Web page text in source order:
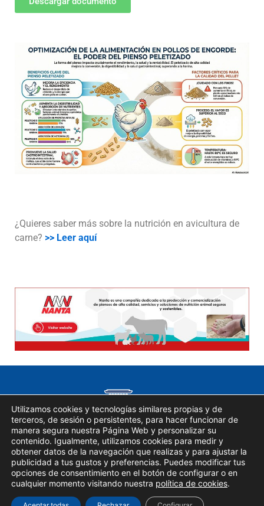
¿Quieres saber más sobre la nutrición en avicultura de
carne? >> Leer aquí
Copyright © 2023Catedra Nanta
Aviso Legal
Política de privacidad
Utilizamos cookies y tecnologías similares propias y de
terceros, de sesión o persistentes, para hacer funcionar de
manera segura nuestra Página Web y personalizar su
contenido. Igualmente, utilizamos cookies para medir y
obtener datos de la navegación que realizas y para ajustar la
publicidad a tus gustos y preferencias. Puedes modificar tus
opciones de consentimiento en el botón de configurar o en
cualquier momento visitando nuestra política de cookies.